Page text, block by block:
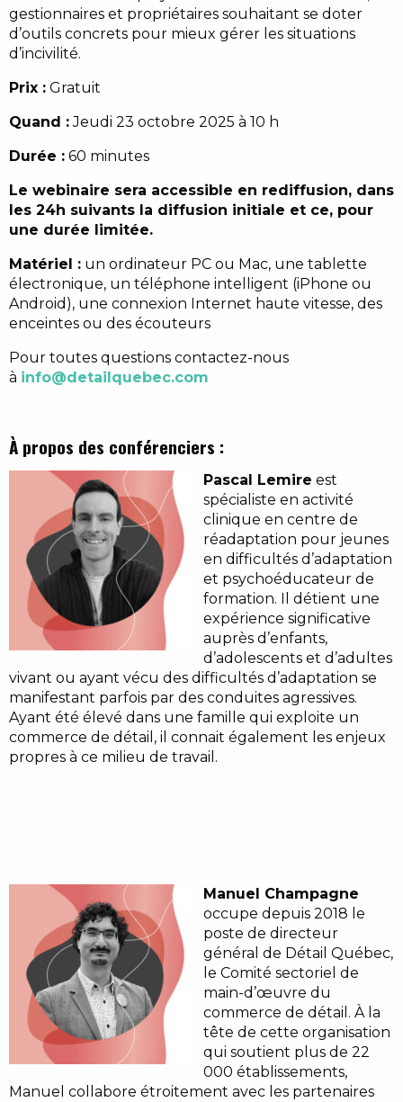
gestionnaires et propriétaires souhaitant se doter
d’outils concrets pour mieux gérer les situations
d’incivilité.
Prix : Gratuit
Quand :Jeudi 23 octobre 2025 à 10 h
Durée : 60 minutes
Le webinaire sera accessible en rediffusion, dans
les 24h suivants la diffusion initiale et ce, pour
une durée limitée.
Matériel : un ordinateur PC ou Mac, une tablette
électronique, un téléphone intelligent (iPhone ou
Android), une connexion Internet haute vitesse, des
enceintes ou des écouteurs
Pour toutes questions contactez-nous
à info@detailquebec.com
À propos des conférenciers :
Pascal Lemire est
spécialiste en activité
clinique en centre de
réadaptation pour jeunes
en difficultés d’adaptation
et psychoéducateur de
formation. Il détient une
expérience significative
auprès d’enfants,
d’adolescents et d’adultes
vivant ou ayant vécu des difficultés d’adaptation se
manifestant parfois par des conduites agressives.
Ayant été élevé dans une famille qui exploite un
commerce de détail, il connait également les enjeux
propres à ce milieu de travail.
Manuel Champagne
occupe depuis 2018 le
poste de directeur
général de Détail Québec,
le Comité sectoriel de
main-d’œuvre du
commerce de détail. À la
tête de cette organisation
qui soutient plus de 22
000 établissements,
Manuel collabore étroitement avec les partenaires